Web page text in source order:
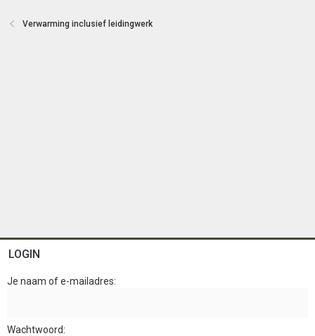
Verwarming inclusief leidingwerk
LOGIN
Je naam of e-mailadres
Wachtwoord